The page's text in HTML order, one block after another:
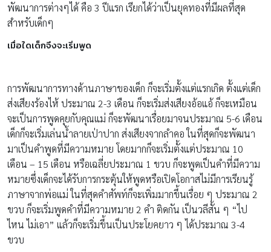
พัฒนาการต่างๆได้ คือ 3 ปีแรก เรียกได้ว่าเป็นยุคทองที่มีผลที่สุด
สำหรับเด็กๆ
เมื่อใดเด็กจึงจะเริ่มพูด
การพัฒนาการทางด้านภาษาของเด็ก ก็จะเริ่มตั้งแต่แรกเกิด ตั้งแต่เด็ก
ส่งเสียงร้องไห้ ประมาณ 2-3 เดือน ก็จะเริ่มส่งเสียงอ้อแอ้ ก็จะเหมือน
จะเป็นการพูดคุยกับคุณแม่ ก็จะพัฒนาเรื่อยมาจนประมาณ 5-6 เดือน
เด็กก็จะเริ่มเล่นน้ำลายเป่าปาก ส่งเสียงจากลำคอ ในที่สุดก็จะพัฒนา
มาเป็นคำพูดที่มีความหมาย โดยมากก็จะเริ่มตั้งแต่ประมาณ 10
เดือน – 15 เดือน หรือเฉลี่ยประมาณ 1 ขวบ ก็จะพูดเป็นคำที่มีความ
หมายซึ่งเด็กจะได้รับการกระตุ้นให้พูดหรือเปิดโอกาสไม่มีการเรียนรู้
ภาษาจากพ่อแม่ ในที่สุดคำศัพท์ก็จะเพิ่มมากขึ้นเรื่อย ๆ ประมาณ 2
ขวบ ก็จะเริ่มพูดคำที่มีความหมาย 2 คำ ติดกัน เป็นวลีสั้น ๆ “ไป
ไหน ไม่เอา” แล้วก็จะเริ่มขึ้นเป็นประโยคยาว ๆ ได้ประมาณ 3-4
ขวบ